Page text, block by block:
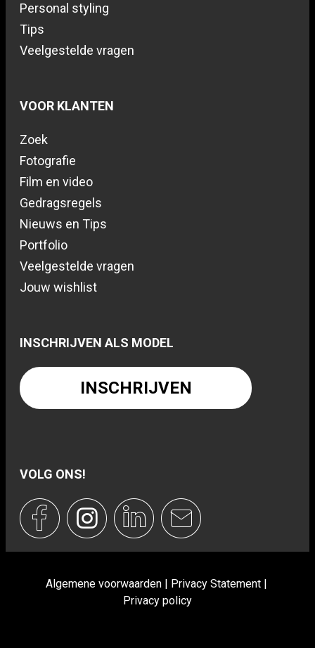
Personal styling
Tips
Veelgestelde vragen
VOOR KLANTEN
Zoek
Fotografie
Film en video
Gedragsregels
Nieuws en Tips
Portfolio
Veelgestelde vragen
Jouw wishlist
INSCHRIJVEN ALS MODEL
INSCHRIJVEN
VOLG ONS!
Algemene voorwaarden
Privacy Statement
Privacy policy